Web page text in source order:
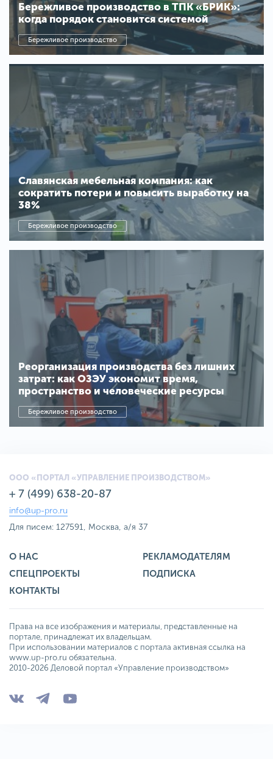
Бережливое производство в ТПК «БРИК»:
когда порядок становится системой
Бережливое производство
Славянская мебельная компания: как
сократить потери и повысить выработку на
38%
Бережливое производство
Реорганизация производства без лишних
затрат: как ОЗЭУ экономит время,
пространство и человеческие ресурсы
Бережливое производство
ООО «ПОРТАЛ «УПРАВЛЕНИЕ ПРОИЗВОДСТВОМ»
+ 7 (499) 638-20-87
info@up-pro.ru
Для писем: 127591, Москва, а/я 37
О НАС
РЕКЛАМОДАТЕЛЯМ
СПЕЦПРОЕКТЫ
ПОДПИСКА
КОНТАКТЫ
Права на все изображения и материалы, представленные на
портале, принадлежат их владельцам.
При использовании материалов с портала активная ссылка на
www.up-pro.ru обязательна.
2010-2026 Деловой портал «Управление производством»